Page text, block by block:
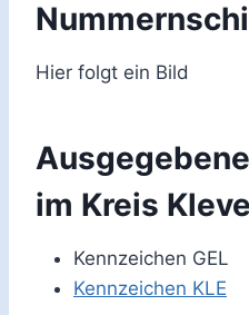
Hier folgt ein Bild
im Kreis Kleve
Kennzeichen GEL
Kennzeichen KLE